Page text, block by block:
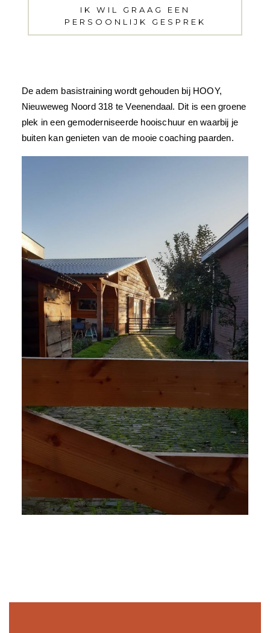
IK WIL GRAAG EEN
PERSOONLIJK GESPREK
De adem basistraining wordt gehouden bij HOOY,
Nieuweweg Noord 318 te Veenendaal. Dit is een groene
plek in een gemoderniseerde hooischuur en waarbij je
buiten kan genieten van de mooie coaching paarden.